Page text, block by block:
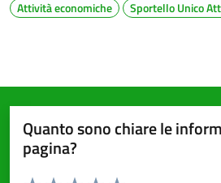
Attività economiche Sportello Unico
Quanto sono chiare le
pagina?